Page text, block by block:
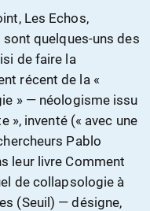
Les Echos,
sont quelques-uns des
de faire la
récent de la «
» — néologisme issu
», inventé (« avec une
Pablo
leur livre Comment
de collapsologie à
(Seuil) — désigne,